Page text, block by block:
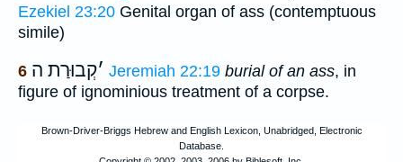
Ezekiel 23:20 Genital organ of ass (contemptuous
simile)
6 ׳קְבוּרַת ה Jeremiah 22:19 burial of an ass, in
figure of ignominious treatment of a corpse.